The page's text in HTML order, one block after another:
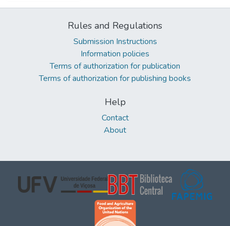
Rules and Regulations
Submission Instructions
Information policies
Terms of authorization for publication
Terms of authorization for publishing books
Help
Contact
About